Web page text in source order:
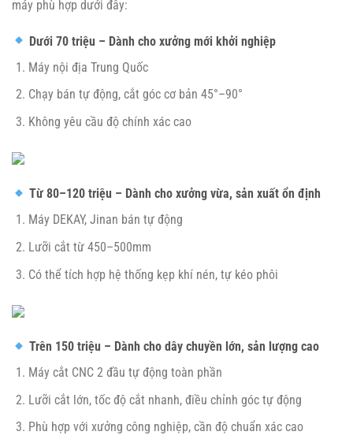
máy phù hợp dưới đây:
Dưới 70 triệu – Dành cho xưởng mới khởi nghiệp
Máy nội địa Trung Quốc
Chạy bán tự động, cắt góc cơ bản 45°–90°
Không yêu cầu độ chính xác cao
Từ 80–120 triệu – Dành cho xưởng vừa, sản xuất ổn định
Máy DEKAY, Jinan bán tự động
Lưỡi cắt từ 450–500mm
Có thể tích hợp hệ thống kẹp khí nén, tự kéo phôi
Trên 150 triệu – Dành cho dây chuyền lớn, sản lượng cao
Máy cắt CNC 2 đầu tự động toàn phần
Lưỡi cắt lớn, tốc độ cắt nhanh, điều chỉnh góc tự động
Phù hợp với xưởng công nghiệp, cần độ chuẩn xác cao